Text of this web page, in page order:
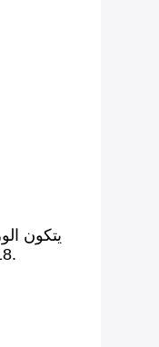
يتكون
18 شجرة ثم استبدالها بأشجار سريعة النمو تدمر التنوع الحيوي.يمكن إعادة تدوير عجينة الورق 7 مرات ولكن كل عملية لها نفس التأثير المدمر على البيئة.